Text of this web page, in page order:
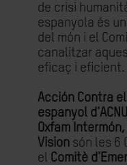
de crisi
espanyola és
del món i el
canalitzar
eficaç i eficient.
Acción Contra
espanyol
Oxfam
Vision són les 6
el Comitè